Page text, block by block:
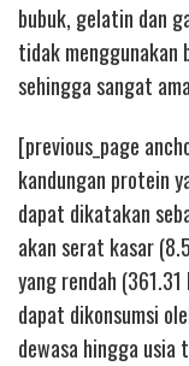
bubuk, gelatin dan
tidak menggunakan
sehingga sangat
[previous_page
kandungan protein
dapat dikatakan
akan serat kasar
yang rendah
dapat dikonsumsi
dewasa hingga usia